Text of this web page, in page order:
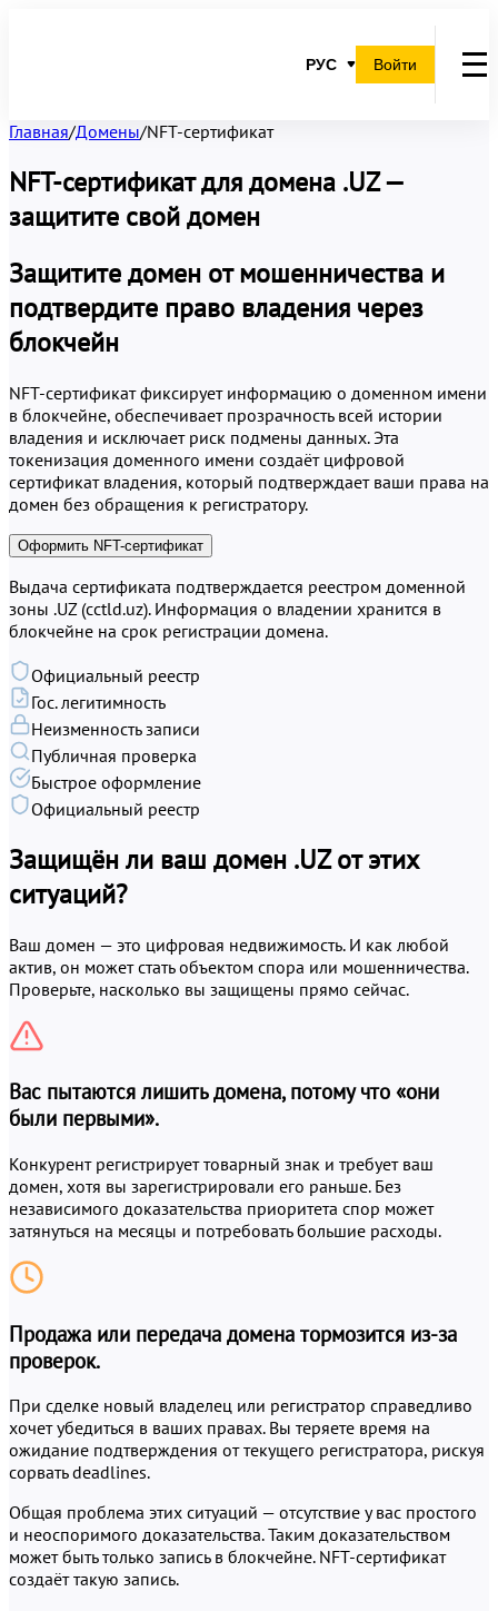
РУС Войти
Главная/Домены/NFT-сертификат
NFT-сертификат для домена .UZ —
защитите свой домен
Защитите домен от мошенничества и
подтвердите право владения через
блокчейн
NFT-сертификат фиксирует информацию о доменном имени
в блокчейне, обеспечивает прозрачность всей истории
владения и исключает риск подмены данных. Эта
токенизация доменного имени создаёт цифровой
сертификат владения, который подтверждает ваши права на
домен без обращения к регистратору.
Оформить NFT-сертификат
Выдача сертификата подтверждается реестром доменной
зоны .UZ (cctld.uz). Информация о владении хранится в
блокчейне на срок регистрации домена.
Официальный реестр
Гос. легитимность
Неизменность записи
Публичная проверка
Быстрое оформление
Официальный реестр
Защищён ли ваш домен .UZ от этих
ситуаций?
Ваш домен — это цифровая недвижимость. И как любой
актив, он может стать объектом спора или мошенничества.
Проверьте, насколько вы защищены прямо сейчас.
Вас пытаются лишить домена, потому что «они
были первыми».
Конкурент регистрирует товарный знак и требует ваш
домен, хотя вы зарегистрировали его раньше. Без
независимого доказательства приоритета спор может
затянуться на месяцы и потребовать большие расходы.
Продажа или передача домена тормозится из-за
проверок.
При сделке новый владелец или регистратор справедливо
хочет убедиться в ваших правах. Вы теряете время на
ожидание подтверждения от текущего регистратора, рискуя
сорвать deadlines.
Общая проблема этих ситуаций — отсутствие у вас простого
и неоспоримого доказательства. Таким доказательством
может быть только запись в блокчейне. NFT-сертификат
создаёт такую запись.